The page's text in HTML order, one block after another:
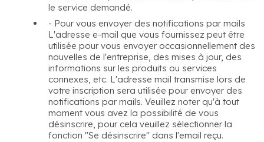
le service demandé.
- Pour vous envoyer des notifications par mails
L'adresse e-mail que vous fournissez peut être
utilisée pour vous envoyer occasionnellement des
nouvelles de l'entreprise, des mises à jour, des
informations sur les produits ou services
connexes, etc. L'adresse mail transmise lors de
votre inscription sera utilisée pour envoyer des
notifications par mails. Veuillez noter qu'à tout
moment vous avez la possibilité de vous
désinscrire, pour cela veuillez sélectionner la
fonction "Se désinscrire" dans l'email reçu.